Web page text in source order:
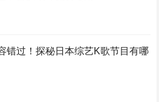
错过！探秘日本综艺K歌节目有哪